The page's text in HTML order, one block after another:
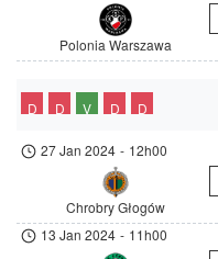
Polonia Warszawa
D D V D D
27 Jan 2024 - 12h00
Chrobry Głogów
13 Jan 2024 - 11h00